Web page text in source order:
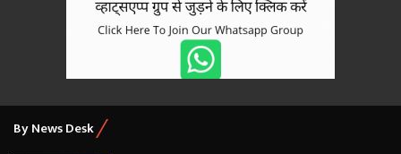
By News Desk